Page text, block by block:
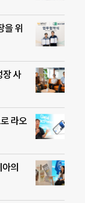
을 위
장 사
라오
의